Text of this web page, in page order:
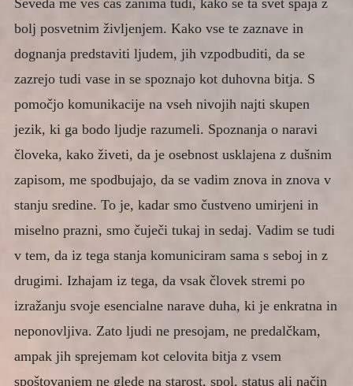
Seveda me ves čas zanima tudi, kako se ta svet spaja z
bolj posvetnim življenjem. Kako vse te zaznave in
dognanja predstaviti ljudem, jih vzpodbuditi, da se
zazrejo tudi vase in se spoznajo kot duhovna bitja. S
pomočjo komunikacije na vseh nivojih najti skupen
jezik, ki ga bodo ljudje razumeli. Spoznanja o naravi
človeka, kako živeti, da je osebnost usklajena z dušnim
zapisom, me spodbujajo, da se vadim znova in znova v
stanju sredine. To je, kadar smo čustveno umirjeni in
miselno prazni, smo čuječi tukaj in sedaj. Vadim se tudi
v tem, da iz tega stanja komuniciram sama s seboj in z
drugimi. Izhajam iz tega, da vsak človek stremi po
izražanju svoje esencialne narave duha, ki je enkratna in
neponovljiva. Zato ljudi ne presojam, ne predalčkam,
ampak jih sprejemam kot celovita bitja z vsem
spoštovanjem ne glede na starost, spol, status ali način